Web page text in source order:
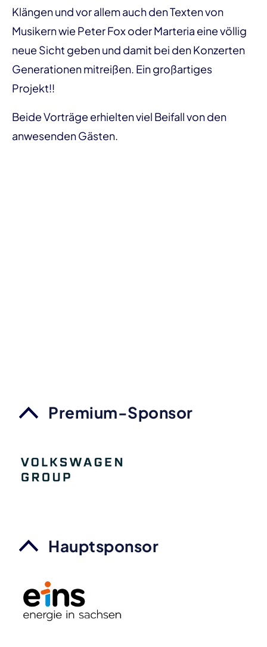
Klängen und vor allem auch den Texten von
Musikern wie Peter Fox oder Marteria eine völlig
neue Sicht geben und damit bei den Konzerten
Generationen mitreißen. Ein großartiges
Projekt!!
Beide Vorträge erhielten viel Beifall von den
anwesenden Gästen.
Premium-Sponsor
Hauptsponsor